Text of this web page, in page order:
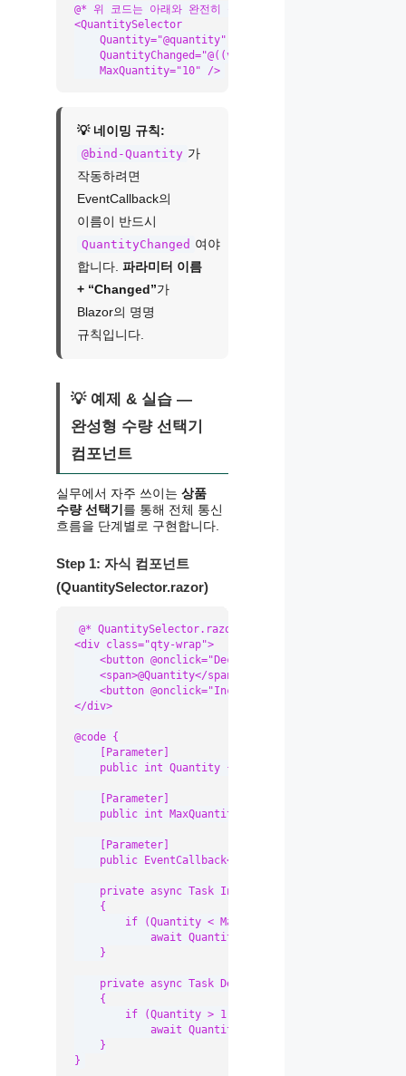
@* 위 코드는 아래와 완전히 동일합니다 *@
<QuantitySelector
    Quantity="@quantity"
    QuantityChanged="@((val) => quantity = val)"
    MaxQuantity="10" />
💡 네이밍 규칙:
@bind-Quantity 가
작동하려면
EventCallback의
이름이 반드시
QuantityChanged 여야
합니다. 파라미터 이름
+ “Changed”가
Blazor의 명명
규칙입니다.
💡 예제 & 실습 —
완성형 수량 선택기
컴포넌트
실무에서 자주 쓰이는 상품
수량 선택기를 통해 전체 통신
흐름을 단계별로 구현합니다.
Step 1: 자식 컴포넌트
(QuantitySelector.razor)
@* QuantitySelector.razor *@
<div class="qty-wrap">
<button @onclick="Decrease"
    <span>@Quantity</span>
<button @onclick="Increase"
</div>
@code {
    [Parameter]
    public int Quantity { get; set; } = 1;
    [Parameter]
    public int MaxQuantity { get; set; } = 99;
    [Parameter]
public EventCallback<int> QuantityChanged {
    private async Task Increase()
    {
        if (Quantity < MaxQuantity)
await
    }
    private async Task Decrease()
    {
        if (Quantity > 1)
await
    }
}